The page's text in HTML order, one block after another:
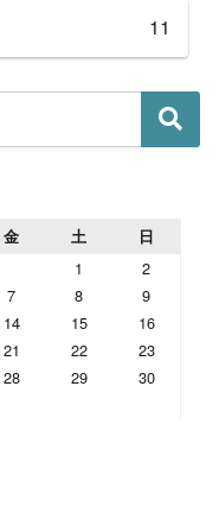
11
金 土 日
1
2
7 8
9
14 15
16
21 22
23
28 29
30